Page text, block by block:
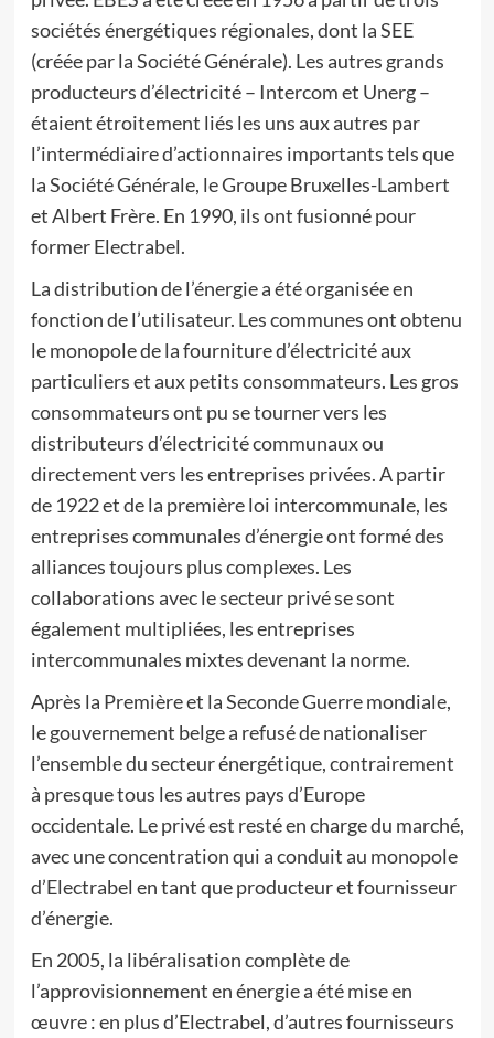
sociétés énergétiques régionales, dont la SEE
(créée par la Société Générale). Les autres grands
producteurs d’électricité – Intercom et Unerg –
étaient étroitement liés les uns aux autres par
l’intermédiaire d’actionnaires importants tels que
la Société Générale, le Groupe Bruxelles-Lambert
et Albert Frère. En 1990, ils ont fusionné pour
former Electrabel.
La distribution de l’énergie a été organisée en
fonction de l’utilisateur. Les communes ont obtenu
le monopole de la fourniture d’électricité aux
particuliers et aux petits consommateurs. Les gros
consommateurs ont pu se tourner vers les
distributeurs d’électricité communaux ou
directement vers les entreprises privées. A partir
de 1922 et de la première loi intercommunale, les
entreprises communales d’énergie ont formé des
alliances toujours plus complexes. Les
collaborations avec le secteur privé se sont
également multipliées, les entreprises
intercommunales mixtes devenant la norme.
Après la Première et la Seconde Guerre mondiale,
le gouvernement belge a refusé de nationaliser
l’ensemble du secteur énergétique, contrairement
à presque tous les autres pays d’Europe
occidentale. Le privé est resté en charge du marché,
avec une concentration qui a conduit au monopole
d’Electrabel en tant que producteur et fournisseur
d’énergie.
En 2005, la libéralisation complète de
l’approvisionnement en énergie a été mise en
œuvre : en plus d’Electrabel, d’autres fournisseurs